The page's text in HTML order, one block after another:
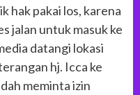
hak pakai los, karena
jalan untuk masuk ke
datangi lokasi
hj. Icca ke
meminta izin